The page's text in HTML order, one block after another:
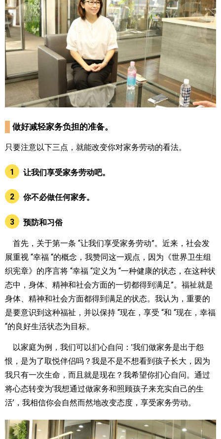
做好减轻家务负担的准备。
只要注意以下三点，就能改变你对家务劳动的看法。
1 让我们享受家务劳动吧。
2 你不必做任何家务。
3 预防和习俗
首先，关于第一条 “让我们享受家务劳动”。近来，社会发
展重视 “幸福 “的概念，我赞同这一观点，因为《世界卫生组
织宪章》的序言将 “幸福 “定义为 “一种健康的状态，在这种状
态中，身体、精神和社会方面的一切都得到满足”。福祉就是
身体、精神和社会方面都得到满足的状态。我认为，重要的
是要意识到这种福祉，并以保持 “现在，享受 “和 “现在，幸福
“的良好生活状态为目标。
以家庭为例，我们可以扪心自问：’我们做家务是出于怨
恨，是为了取悦伴侣吗？我是不是不想看到孩子长大，因为
我只有一次生命，而且就是现在？我希望你扪心自问。通过
将心态转变为’我想通过做家务和照顾孩子来充实自己的生
活’，我相信你会自然而然地改变态度，享受家务劳动。